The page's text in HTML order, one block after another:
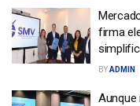
firma
BYADMIN
Aunque